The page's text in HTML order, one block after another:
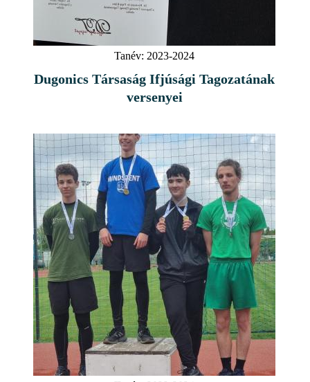
Tanév: 2023-2024
Dugonics Társaság Ifjúsági Tagozatának
versenyei